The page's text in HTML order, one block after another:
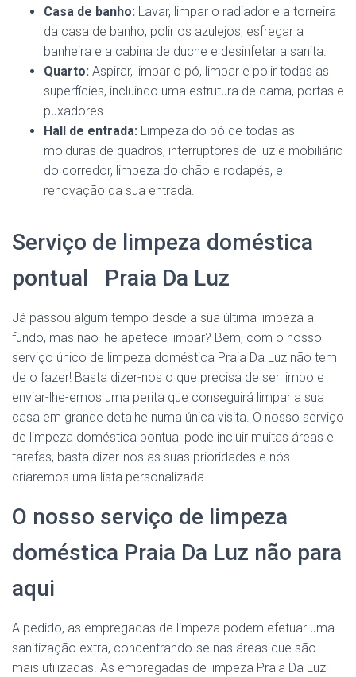
Casa de banho: Lavar, limpar o radiador e a torneira
da casa de banho, polir os azulejos, esfregar a
banheira e a cabina de duche e desinfetar a sanita.
Quarto: Aspirar, limpar o pó, limpar e polir todas as
superfícies, incluindo uma estrutura de cama, portas e
puxadores.
Hall de entrada: Limpeza do pó de todas as
molduras de quadros, interruptores de luz e mobiliário
do corredor, limpeza do chão e rodapés, e
renovação da sua entrada.
Serviço de limpeza doméstica
pontual Praia Da Luz
Já passou algum tempo desde a sua última limpeza a
fundo, mas não lhe apetece limpar? Bem, com o nosso
serviço único de limpeza doméstica Praia Da Luz não tem
de o fazer! Basta dizer-nos o que precisa de ser limpo e
enviar-lhe-emos uma perita que conseguirá limpar a sua
casa em grande detalhe numa única visita. O nosso serviço
de limpeza doméstica pontual pode incluir muitas áreas e
tarefas, basta dizer-nos as suas prioridades e nós
criaremos uma lista personalizada.
O nosso serviço de limpeza
doméstica Praia Da Luz não para
aqui
A pedido, as empregadas de limpeza podem efetuar uma
sanitização extra, concentrando-se nas áreas que são
mais utilizadas. As empregadas de limpeza Praia Da Luz